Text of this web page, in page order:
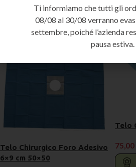
Telo Chirurgico Foro Adesivo
6×9 cm 50×50
Telo
75,00
Ti informiamo che tutti gli
08/08 al 30/08 verranno
settembre, poiché l’azienda
pausa estiva.